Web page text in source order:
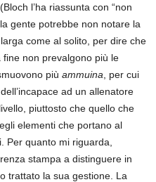
l’ha riassunta con “non
gente potrebbe non notare la
come al solito, per dire che
fine non prevalgono più le
più ammuina , per cui
ad un allenatore
piuttosto che quello che
elementi che portano al
Per quanto mi riguarda,
stampa a distinguere in
trattato la sua gestione. La